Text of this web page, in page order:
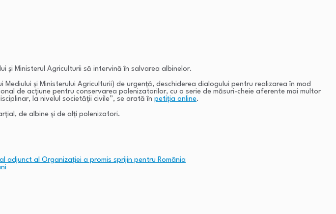
și Ministerul Agriculturii să intervină în salvarea albinelor.
și Ministerului Agriculturii) de urgență, deschiderea dialogului pentru realizarea în mod
de acțiune pentru conservarea polenizatorilor, cu o serie de măsuri-cheie aferente mai multor
la nivelul societății civile”, se arată în petiția online.
de albine și de alți polenizatori.
adjunct al Organizației a promis sprijin pentru România